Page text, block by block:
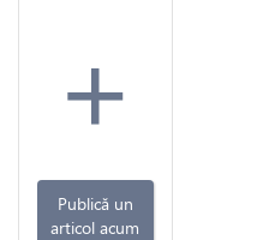
+
Publică un
articol acum